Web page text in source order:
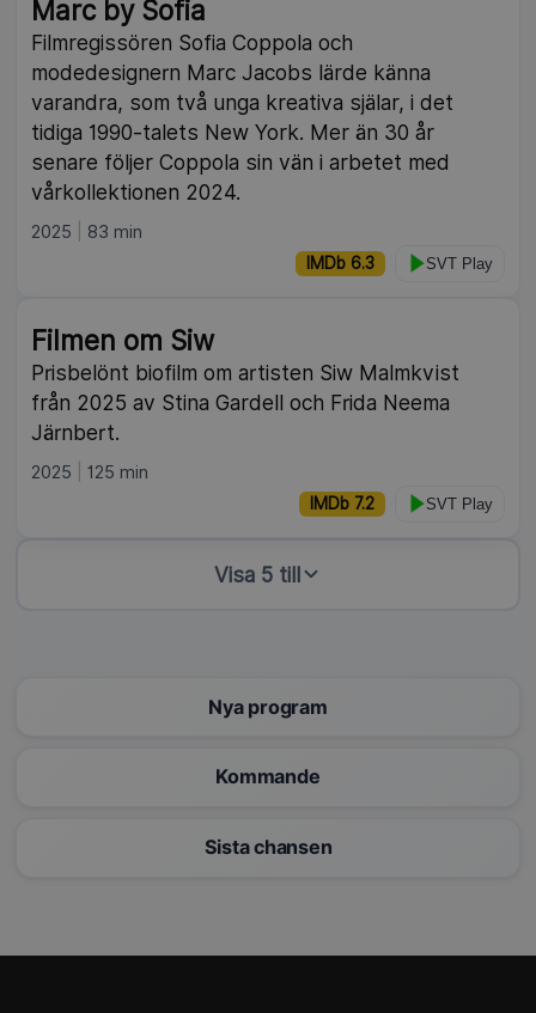
Marc by Sofia
Filmregissören Sofia Coppola och
modedesignern Marc Jacobs lärde känna
varandra, som två unga kreativa själar, i det
tidiga 1990-talets New York. Mer än 30 år
senare följer Coppola sin vän i arbetet med
vårkollektionen 2024.
2025 83 min
IMDb 6.3 SVT Play
Filmen om Siw
Prisbelönt biofilm om artisten Siw Malmkvist
från 2025 av Stina Gardell och Frida Neema
Järnbert.
2025 125 min
IMDb 7.2 SVT Play
Visa 5 till
Nya program
Kommande
Sista chansen